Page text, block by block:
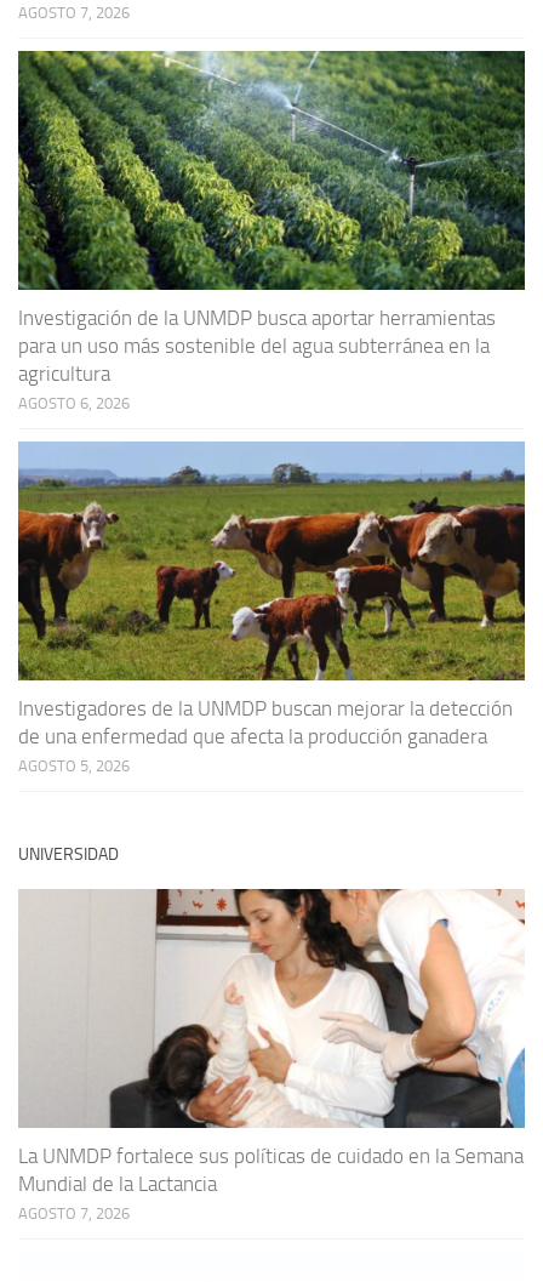
AGOSTO 7, 2026
Investigación de la UNMDP busca aportar herramientas
para un uso más sostenible del agua subterránea en la
agricultura
AGOSTO 6, 2026
Investigadores de la UNMDP buscan mejorar la detección
de una enfermedad que afecta la producción ganadera
AGOSTO 5, 2026
UNIVERSIDAD
La UNMDP fortalece sus políticas de cuidado en la Semana
Mundial de la Lactancia
AGOSTO 7, 2026